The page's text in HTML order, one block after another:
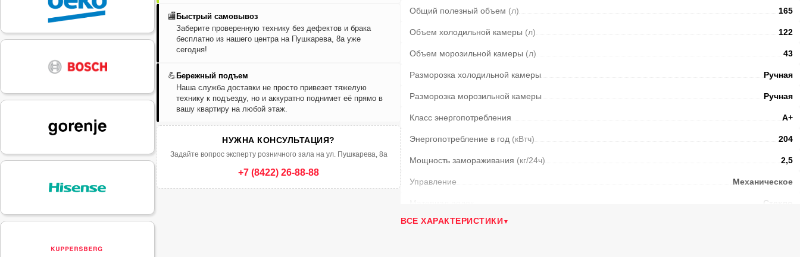
🏬 Быстрый самовывоз
Заберите проверенную технику без дефектов и брака
бесплатно из нашего центра на Пушкарева, 8а уже
сегодня!
💪 Бережный подъем
Наша служба доставки не просто привезет тяжелую
технику к подъезду, но и аккуратно поднимет её прямо в
вашу квартиру на любой этаж.
НУЖНА КОНСУЛЬТАЦИЯ?
Задайте вопрос эксперту розничного зала на ул. Пушкарева, 8а
+7 (8422) 26-88-88
Общий полезный объем (л) 165
Объем холодильной камеры (л) 122
Объем морозильной камеры (л) 43
Разморозка холодильной камеры Ручная
Разморозка морозильной камеры Ручная
Класс энергопотребления А+
Энергопотребление в год (кВтч) 204
Мощность замораживания (кг/24ч) 2,5
Управление Механическое
Стекло
Климатический класс
ВСЕ ХАРАКТЕРИСТИКИ